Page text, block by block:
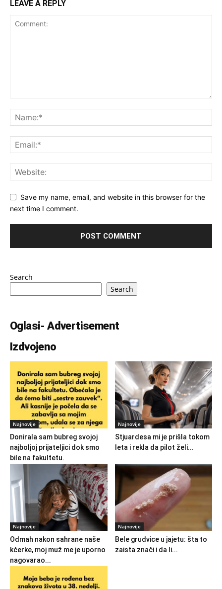
LEAVE A REPLY
Save my name, email, and website in this browser for the
next time I comment.
Search
Search
Oglasi- Advertisement
Izdvojeno
Najnovije
Donirala sam bubreg svojoj
najboljoj prijateljici dok smo
bile na fakultetu.
Najnovije
Stjuardesa mi je prišla tokom
leta i rekla da pilot želi...
Najnovije
Odmah nakon sahrane naše
kćerke, moj muž me je uporno
nagovarao...
Najnovije
Bele grudvice u jajetu: šta to
zaista znači i da li...